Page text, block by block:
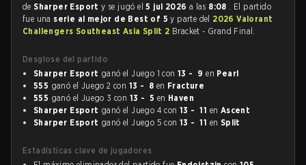
deSharper Esporty se jugó el5 jul 2026 a las 8:08 . El partido
fue una serie al mejor de Best of 5y parte del 2026 Valorant
Challengers Southeast Asia Split 2 Bracket - Grand Final.
Desglose del partido
Sharper Esport ganó el Juego 1 con13 - 9 en Pearl
555 ganó el Juego 2 con 13 - 8 en Fracture
555 ganó el Juego 3 con 13 - 5 en Haven
Sharper Esport ganó el Juego 4 con13 - 11 en Ascent
Sharper Esport ganó el Juego 5 con13 - 11 en Split
Estadísticas clave de jugadores